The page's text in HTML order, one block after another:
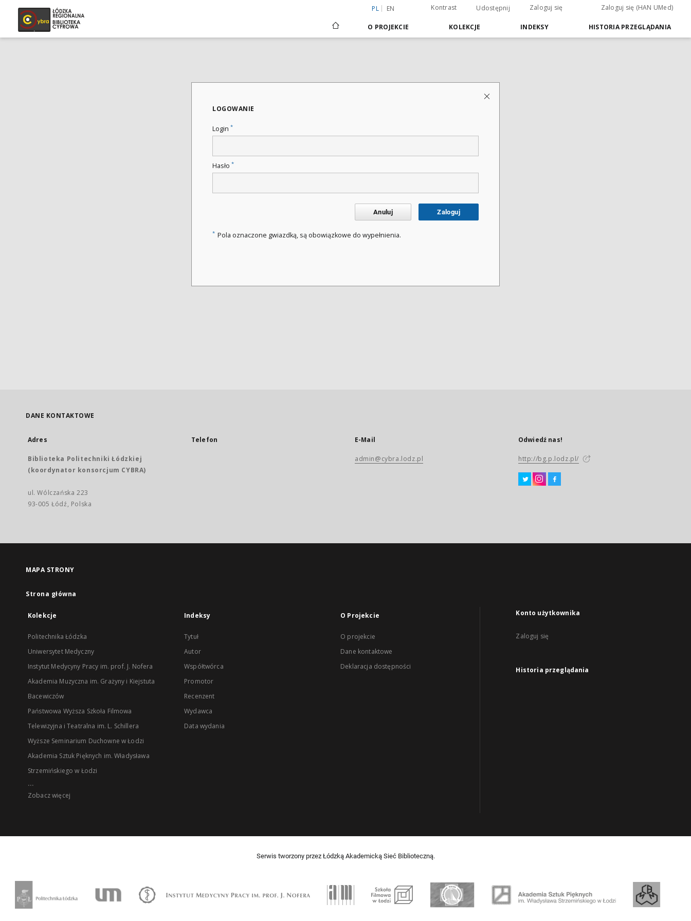
PL EN Kontrast Udostępnij Zaloguj się Zaloguj się (HAN UMed)
O PROJEKCIE KOLEKCJE INDEKSY HISTORIA PRZEGLĄDANIA
LOGOWANIE
Login *
Hasło *
Anuluj Zaloguj
* Pola oznaczone gwiazdką, są obowiązkowe do wypełnienia.
DANE KONTAKTOWE
Adres
Biblioteka Politechniki Łódzkiej
(koordynator konsorcjum CYBRA)
ul. Wólczańska 223
93-005 Łódź, Polska
Telefon E-Mail
admin@cybra.lodz.pl
Odwiedź nas!
http://bg.p.lodz.pl/
MAPA STRONY
Strona główna
Kolekcje
Politechnika Łódzka
Uniwersytet Medyczny
Instytut Medycyny Pracy im. prof. J. Nofera
Akademia Muzyczna im. Grażyny i Kiejstuta
Bacewiczów
Państwowa Wyższa Szkoła Filmowa
Telewizyjna i Teatralna im. L. Schillera
Wyższe Seminarium Duchowne w Łodzi
Akademia Sztuk Pięknych im. Władysława
Strzemińskiego w Łodzi
...
Zobacz więcej
Indeksy
Tytuł
Autor
Współtwórca
Promotor
Recenzent
Wydawca
Data wydania
O Projekcie
O projekcie
Dane kontaktowe
Deklaracja dostępności
Konto użytkownika
Zaloguj się
Historia przeglądania
Serwis tworzony przez Łódzką Akademicką Sieć Biblioteczną.